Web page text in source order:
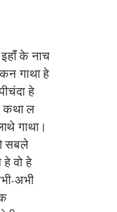
के नाच
गाथा हे
हे
कथा ल
गाथा।
सबले
वो हे
अभी